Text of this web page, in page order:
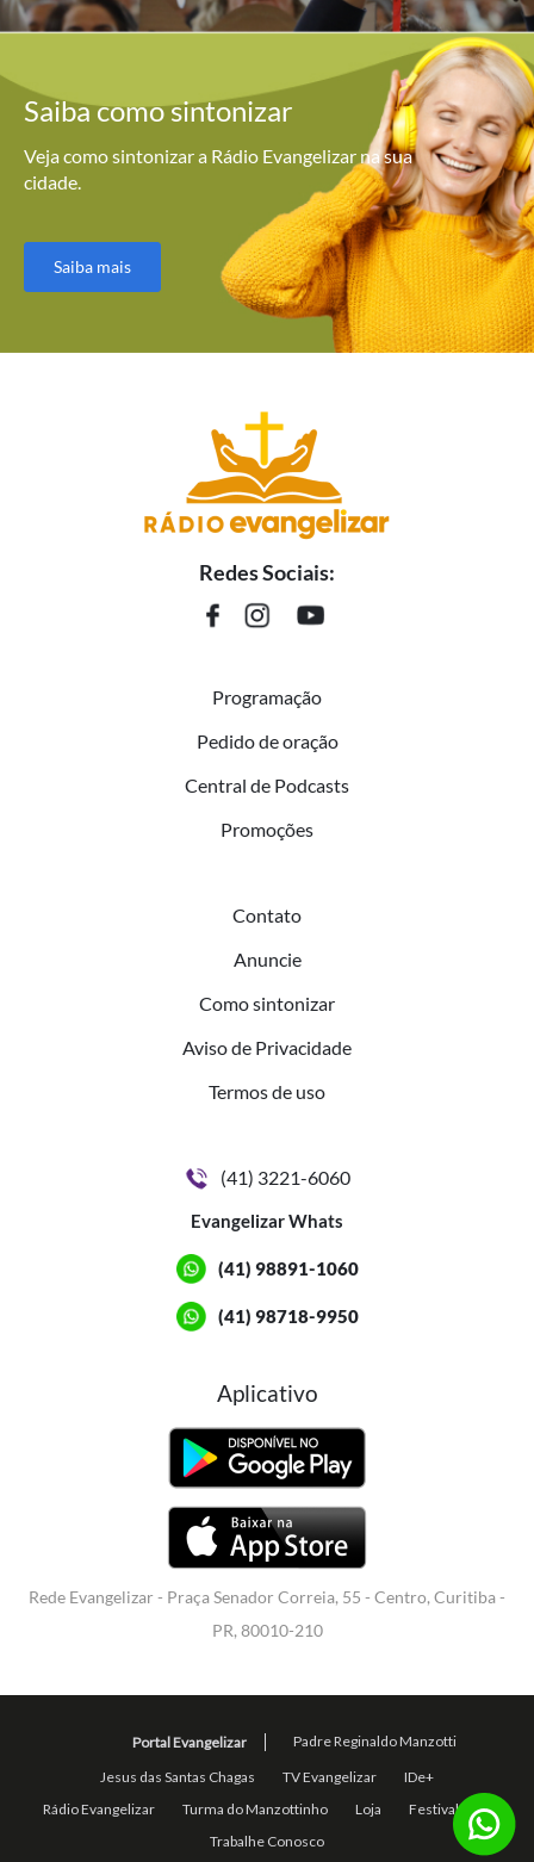
Saiba comosintonizar
Veja como sintonizar a Rádio Evangelizar na sua
cidade.
Saiba mais
Redes Sociais:
Programação
Pedido de oração
Central de Podcasts
Promoções
Contato
Anuncie
Como sintonizar
Aviso de Privacidade
Termos de uso
(41) 3221-6060
Evangelizar Whats
(41) 98891-1060
(41) 98718-9950
Aplicativo
Rede Evangelizar - Praça Senador Correia, 55 - Centro, Curitiba -
PR, 80010-210